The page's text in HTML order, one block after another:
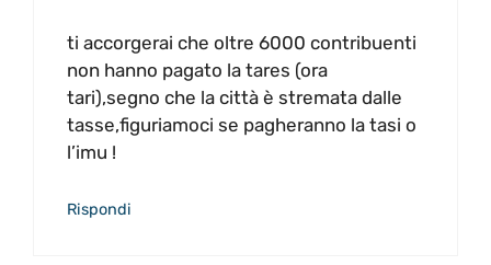
ti accorgerai che oltre 6000 contribuenti
non hanno pagato la tares (ora
tari),segno che la città è stremata dalle
tasse,figuriamoci se pagheranno la tasi o
l’imu !
Rispondi